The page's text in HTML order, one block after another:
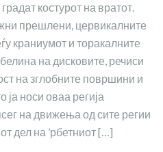
костурот на вратот.
прешлени, цервикалните
краниумот и торакалните
на дисковите, речиси
на зглобните површини и
носи оваа регија
на движења од сите регии
дел на ’рбетниот […]